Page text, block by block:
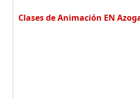
Clases de Animación EN